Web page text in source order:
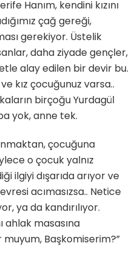
Hanım, kendini kızını
çağ gereği,
gerekiyor. Üstelik
daha ziyade gençler,
alay edilen bir devir bu.
kız çocuğunuz varsa..
birçoğu Yurdagül
yok, anne tek.
çocuğuna
o çocuk yalnız
ilgiyi dışarıda arıyor ve
acımasızsa.. Netice
ya da kandırılıyor.
ahlak masasına
Başkomiserim?”